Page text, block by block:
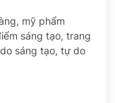
mỹ phẩm
sáng tạo, trang
sáng tạo, tự do